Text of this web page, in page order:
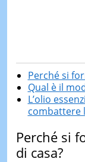
Perché si
Qual è il
L’olio
combattere
Perché si
di casa?